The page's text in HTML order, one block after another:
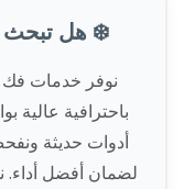
❄️ هل تبحث
نوفر خدمات فك
باحترافية
أدوات حديثة
لضمان أفضل أداء.